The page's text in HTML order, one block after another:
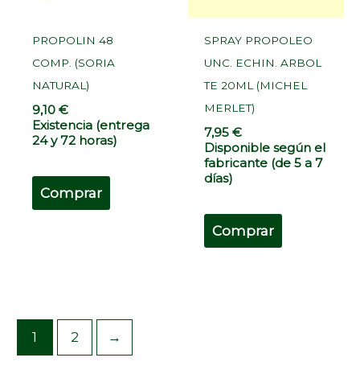
PROPOLIN 48
COMP. (SORIA
NATURAL)
9,10€
Existencia (entrega
24 y 72 horas)
Comprar
SPRAY PROPOLEO
UNC. ECHIN. ARBOL
TE 20ML (MICHEL
MERLET)
7,95€
Disponible según el
fabricante (de 5 a 7
días)
Comprar
1 2 →